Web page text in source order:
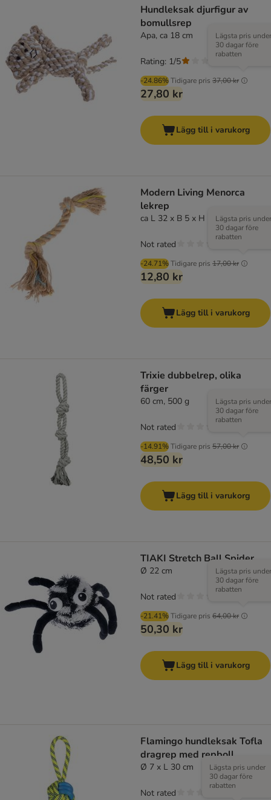
Hundleksak djurfigur av
bomullsrep
Apa, ca 18 cm
-24.86%Tidigare pris 37,00 kr
Lägsta pris under
30 dagar före
rabatten
27,80 kr
Rating: 1/5
Lägg till i varukorg
Modern Living Menorca
lekrep
ca L 32 x B 5 x H 5 cm
-24.71%Tidigare pris 17,00 kr
Lägsta pris under
30 dagar före
rabatten
12,80 kr
Not rated
Lägg till i varukorg
Trixie dubbelrep, olika
färger
60 cm, 500 g
-14.91%Tidigare pris 57,00 kr
Lägsta pris under
30 dagar före
rabatten
48,50 kr
Not rated
Lägg till i varukorg
TIAKI Stretch Ball Spider
Ø 22 cm
-21.41%Tidigare pris 64,00 kr
Lägsta pris under
30 dagar före
rabatten
50,30 kr
Not rated
Lägg till i varukorg
Flamingo hundleksak Tofla
dragrep med repboll
Ø 7 x L 30 cm
Lägsta pris under
30 dagar före
rabatten
Not rated